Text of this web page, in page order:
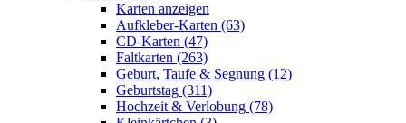
Karten anzeigen
Aufkleber-Karten (63)
CD-Karten (47)
Faltkarten (263)
Geburt, Taufe & Segnung (12)
Geburtstag (311)
Hochzeit & Verlobung (78)